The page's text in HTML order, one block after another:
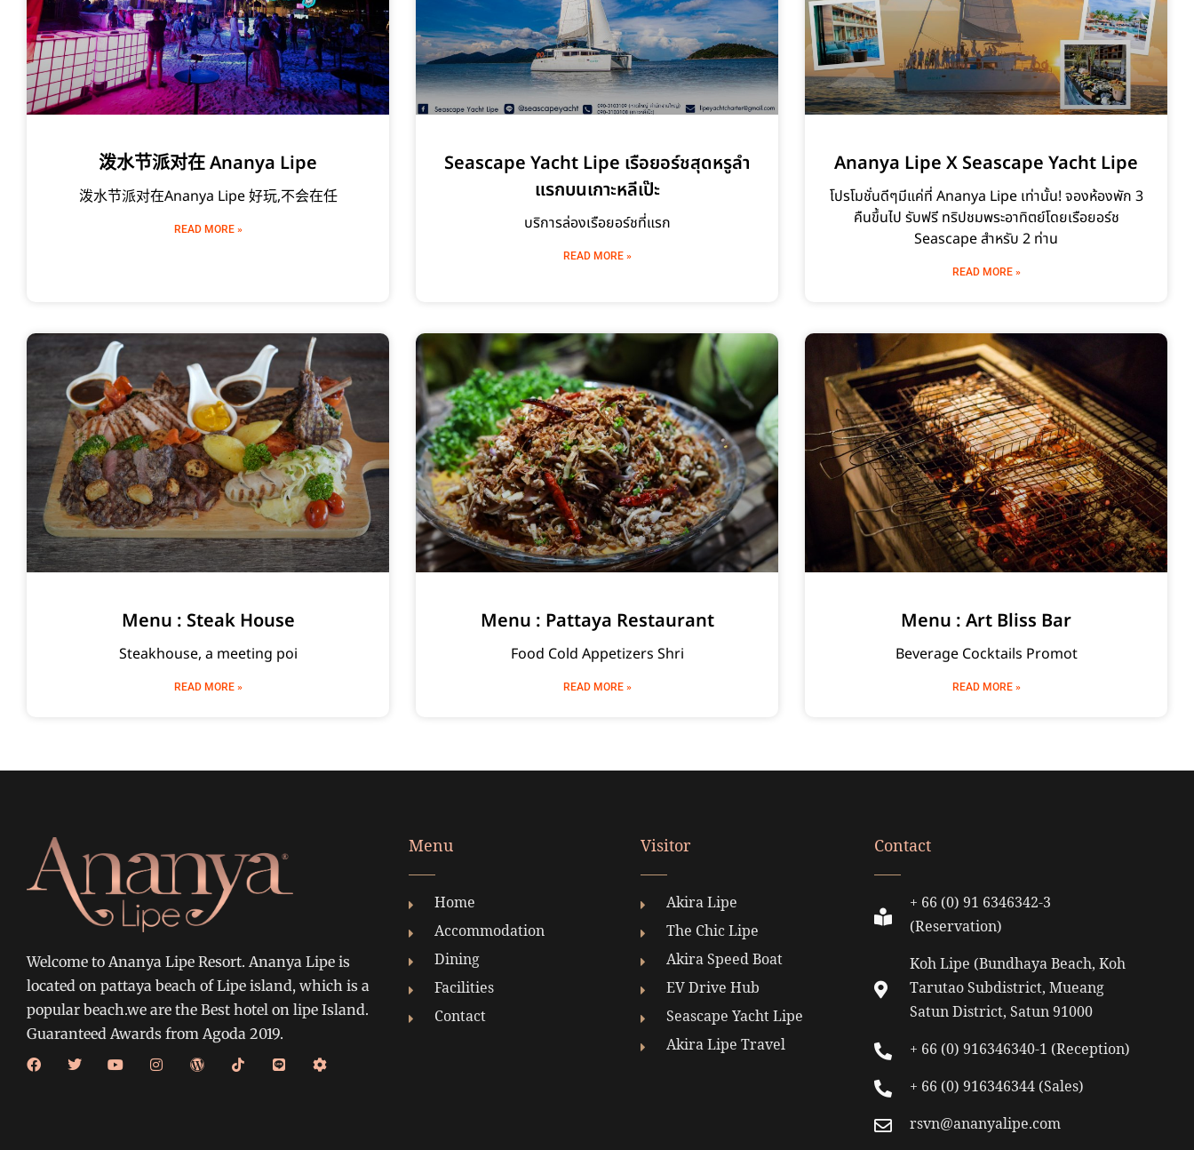
泼水节派对在 Ananya Lipe
泼水节派对在Ananya Lipe 好玩,不会在任
READ MORE »
Seascape Yacht Lipe เรือยอร์ชสุดหรูลำ
แรกบนเกาะหลีเป๊ะ
บริการล่องเรือยอร์ชที่แรก
READ MORE »
Ananya Lipe X Seascape Yacht Lipe
โปรโมชั่นดีๆมีแค่ที่ Ananya Lipe เท่านั้น! จองห้องพัก 3
คืนขึ้นไป รับฟรี ทริปชมพระอาทิตย์โดยเรือยอร์ช
Seascape สำหรับ 2 ท่าน
READ MORE »
Menu : Steak House
Steakhouse, a meeting poi
READ MORE »
Menu : Pattaya Restaurant
Food Cold Appetizers Shri
READ MORE »
Menu : Art Bliss Bar
Beverage Cocktails Promot
READ MORE »
Welcome to Ananya Lipe Resort. Ananya Lipe is
located on pattaya beach of Lipe island, which is a
popular beach.we are the Best hotel on lipe Island.
Guaranteed Awards from Agoda 2019.
Menu
Home
Accommodation
Dining
Facilities
Contact
Visitor
Akira Lipe
The Chic Lipe
Akira Speed Boat
EV Drive Hub
Seascape Yacht Lipe
Akira Lipe Travel
Contact
+ 66 (0) 91 6346342-3
(Reservation)
Koh Lipe (Bundhaya Beach, Koh
Tarutao Subdistrict, Mueang
Satun District, Satun 91000
+ 66 (0) 916346340-1 (Reception)
+ 66 (0) 916346344 (Sales)
rsvn@ananyalipe.com